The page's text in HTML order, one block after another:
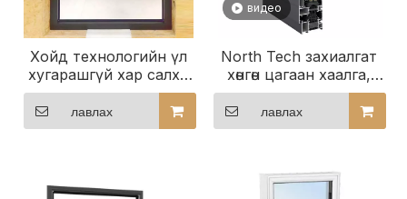
Хойд технологийн үл
хугарашгүй хар салхи
Хөнгөн цагаан цонхонд
нөлөөлсөн
лавлах
видео
North Tech захиалгат
хөнгөн цагаан хаалга,
цонхны хэмжээ,
гүйцэтгэлийг
багтаасан
лавлах